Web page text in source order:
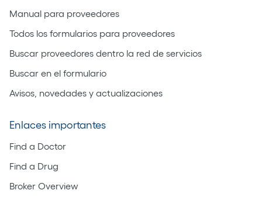
Manual para proveedores
Todos los formularios para proveedores
Buscar proveedores dentro la red de servicios
Buscar en el formulario
Avisos, novedades y actualizaciones
Enlaces importantes
Find a Doctor
Find a Drug
Broker Overview